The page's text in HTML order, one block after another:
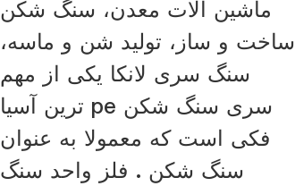
ماشین آلات معدن، سنگ شکن
ساخت و ساز، تولید شن و ماسه،
سنگ سری لانکا یکی از مهم
ترین آسیا pe سری سنگ شکن
فکی است که معمولا به عنوان
سنگ شکن . فلز واحد سنگ